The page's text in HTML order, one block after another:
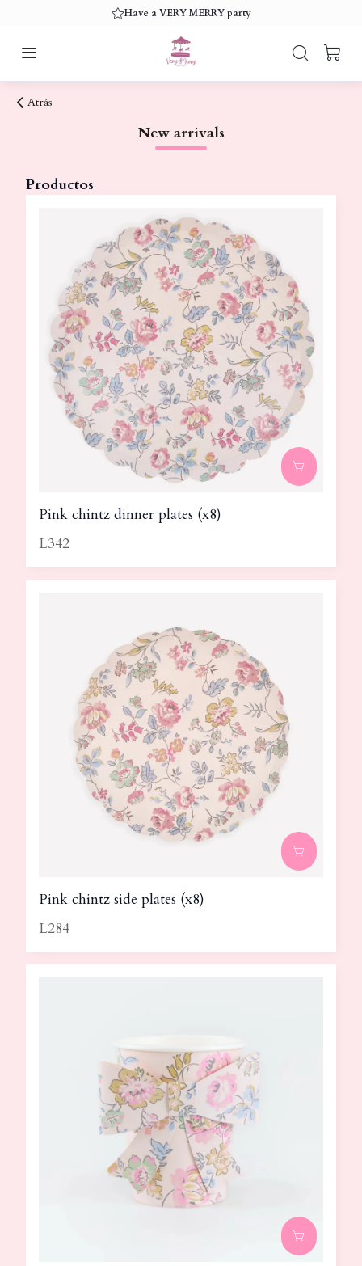
Have a VERY MERRY party
Atrás
New arrivals
Productos
Pink chintz dinner plates (x8)
L342
Pink chintz side plates (x8)
L284